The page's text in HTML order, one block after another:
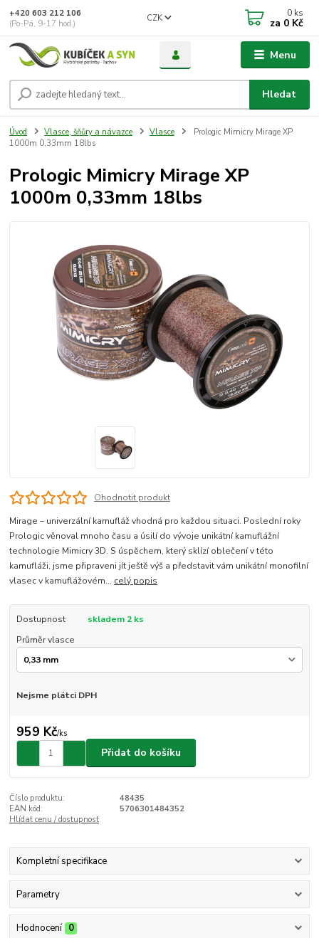
Menu
CZK
Hledat
+420 603 212 106
(Po-Pá, 9-17 hod.)
0 ks
za 0 Kč
Úvod Vlasce, šňůry a návazce Vlasce
Prologic Mimicry Mirage XP
1000m 0,33mm 18lbs
Prologic Mimicry Mirage XP
1000m 0,33mm 18lbs
Ohodnotit produkt
Mirage – univerzální kamufláž vhodná pro každou situaci. Poslední roky
Prologic věnoval mnoho času a úsilí do vývoje unikátní kamuflážní
technologie Mimicry 3D. S úspěchem, který sklízí oblečení v této
kamufláži, jsme připraveni jít ještě výš a představit vám unikátní monofilní
vlasec v kamuflážovém... celý popis
Dostupnost
skladem 2 ks
Průměr vlasce
Nejsme plátci DPH
959 Kč/ks
Přidat do košíku
Číslo produktu:
48435
EAN kód:
5706301484352
Hlídat cenu / dostupnost
Kompletní specifikace
Parametry
Hodnocení 0